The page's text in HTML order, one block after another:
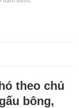
theo chủ
bông,